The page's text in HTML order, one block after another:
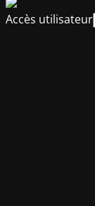
Accès utilisateur